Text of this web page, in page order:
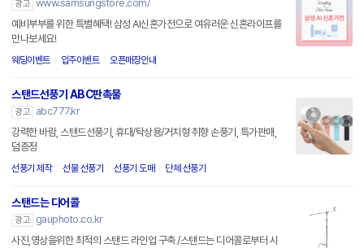
광고 www.samsungstore.com/
예비부부를 위한 특별혜택! 삼성 AI신혼가전으로 여유러운 신혼라이프를
만나보세요!
웨딩이벤트 입주이벤트 오픈매장안내
스탠드선풍기 ABC판촉물
광고
abc777.kr
강력한 바람, 스탠드선풍기, 휴대/탁상용/거치형 취향 손풍기, 특가판매,
덤증정
선풍기 제작 선물 선풍기 선풍기 도매 단체 선풍기
스탠드는 디어콜
광고
gauphoto.co.kr
사진,영상을위한 최적의 스탠드 라인업 구축 /스탠드는 디어콜로부터 시